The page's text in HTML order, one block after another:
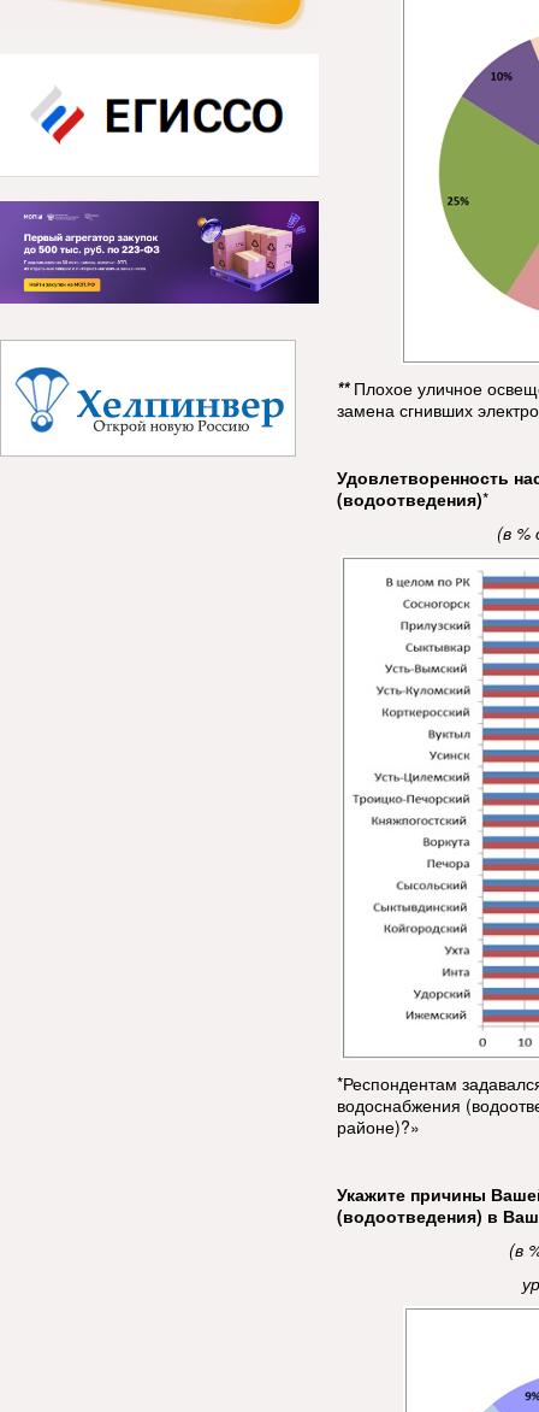
** Плохое уличное
замена сгнивших
Удовлетворенность
(водоотведения)*
(в
*Респондентам
водоснабжения
районе)?»
Укажите причины
(водоотведения) в
(в